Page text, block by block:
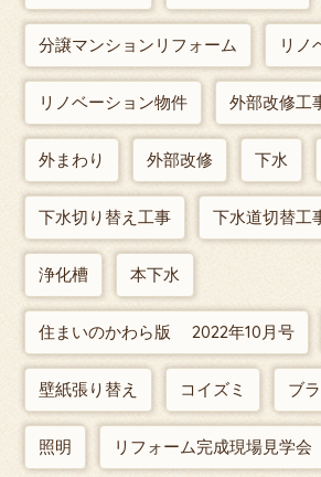
分譲マンションリフォーム リノ
リノベーション物件 外部改修工
外まわり 外部改修 下水
下水切り替え工事 下水道切替工
浄化槽 本下水
住まいのかわら版 2022年10月号
壁紙張り替え コイズミ ブ
照明 リフォーム完成現場見学会